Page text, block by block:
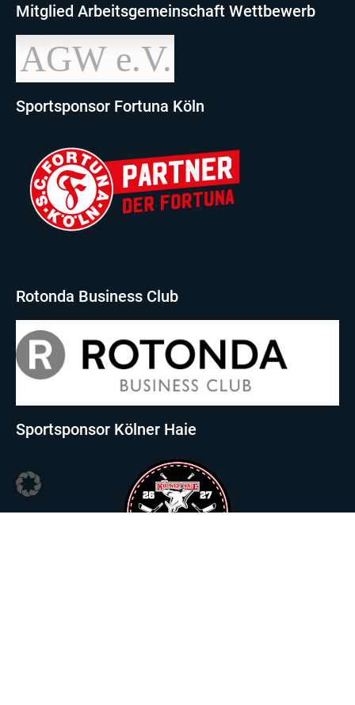
Mitglied Arbeitsgemeinschaft Wettbewerb
Sportsponsor Fortuna Köln
Rotonda Business Club
Sportsponsor Kölner Haie